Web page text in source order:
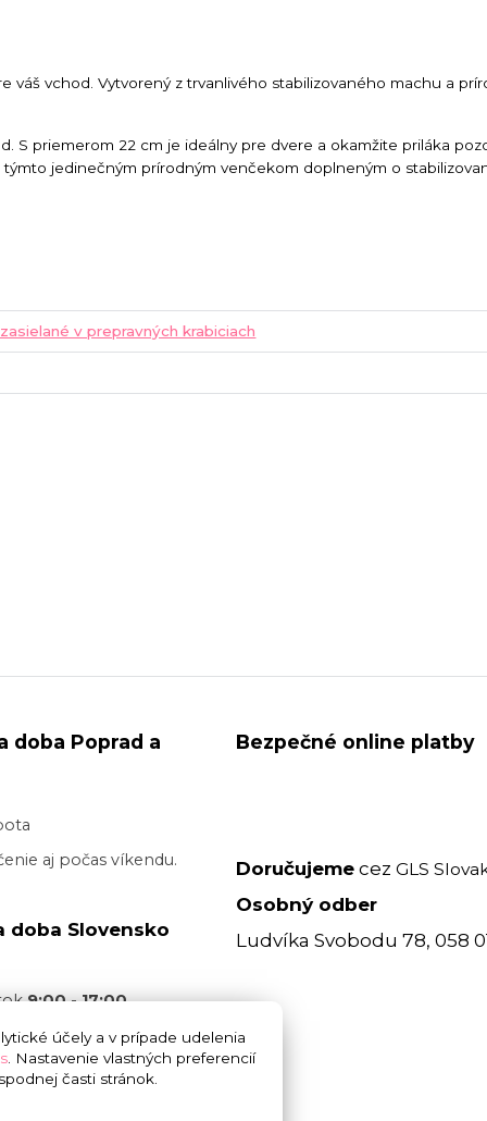
vchod. Vytvorený z trvanlivého stabilizovaného machu a
S priemerom 22 cm je ideálny pre dvere a okamžite priláka
jedinečným prírodným venčekom doplneným o
v prepravných krabiciach
doba Poprad a
aj počas víkendu.
doba Slovensko
9:00 - 17:00
deň je realizované
bez garancie
Bezpečné online platby
Doručujeme cezGLS
Osobný odber
Ludvíka Svobodu 78, 058
účely a v prípade udelenia
. Nastavenie vlastných preferencií
časti stránok.